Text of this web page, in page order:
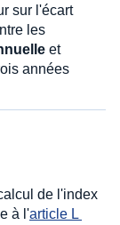
sur l'écart
les
et
années
de l'index
à l'article L